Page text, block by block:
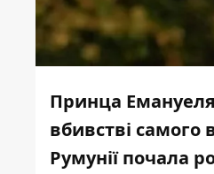
Принца Емануеля
вбивстві самого
Румунії почала